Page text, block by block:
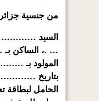
من جنسية
السيد …………
… .، الساكن بـ
المولود بـ
بتاريخ …………
الحامل لبطاقة